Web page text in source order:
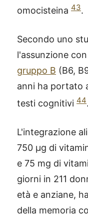
omocisteina 43.
Secondo uno
l'assunzione con
gruppo B (B6,
anni ha portato
testi cognitivi 44.
L'integrazione
750 μg di
e 75 mg di
giorni in 211
età e anziane,
della memoria